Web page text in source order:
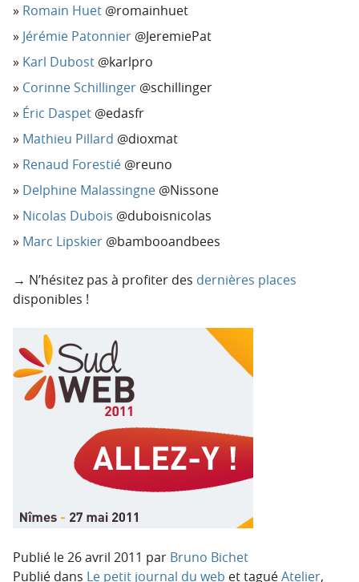
Romain Huet @romainhuet
Jérémie Patonnier @JeremiePat
Karl Dubost @karlpro
Corinne Schillinger @schillinger
Éric Daspet @edasfr
Mathieu Pillard @dioxmat
Renaud Forestié @reuno
Delphine Malassingne @Nissone
Nicolas Dubois @duboisnicolas
Marc Lipskier @bambooandbees
→ N’hésitez pas à profiter des dernières places
disponibles !
Publié le26 avril 2011 par Bruno Bichet
Publié dans Le petit journal du web et taguéAtelier,